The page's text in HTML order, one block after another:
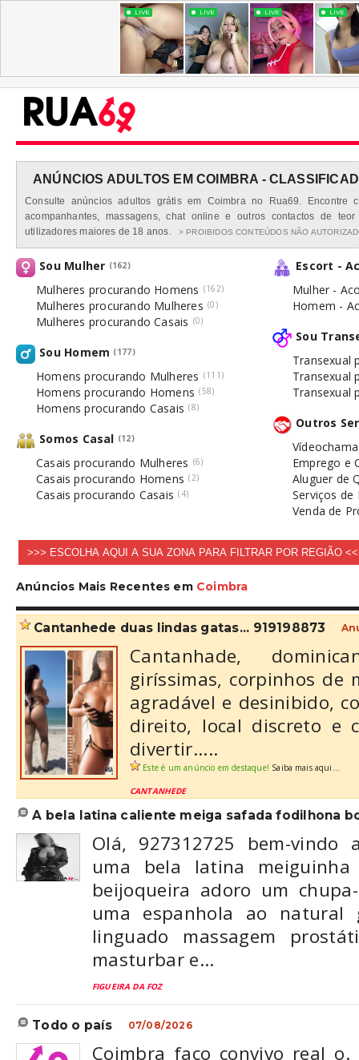
ANÚNCIOS ADULTOS EM COIMBRA -
Consulte anúncios adultos grátis em Coimbra no Rua69. Encontre
acompanhantes, massagens, chat online e outros contactos de
utilizadores maiores de 18 anos.
> PROIBIDOS CONTEÚDOS NÃO
Sou Mulher (162)
Mulheres procurando Homens (162)
Mulheres procurando Mulheres (0)
Mulheres procurando Casais (0)
Sou Homem (177)
Homens procurando Mulheres (111)
Homens procurando Homens (58)
Homens procurando Casais (8)
Somos Casal (12)
Casais procurando Mulheres (6)
Casais procurando Homens (2)
Casais procurando Casais (4)
Escort -
Mulher -
Homem -
Sou
Transexual
Transexual
Transexual
Outros
Emprego e
Aluguer de
Serviços de
Venda de
Anúncios Mais Recentes em Coimbra
cantanhede duas lindas gatas... 919198873
Cantanhade,
giríssimas, corpinhos de
agradável e desinibido,
direito, local discreto e
divertir.....
Este é um anúncio em destaque! Saiba mais aqui...
CANTANHEDE
a bela latina caliente meiga safada fodilhona
Olá, 927312725 bem-
uma bela latina meiguinha
beijoqueira adoro um
uma espanhola ao natural
linguado massagem
masturbar e...
FIGUEIRA DA FOZ
todo o país 07/08/2026
Coimbra faço convivo real